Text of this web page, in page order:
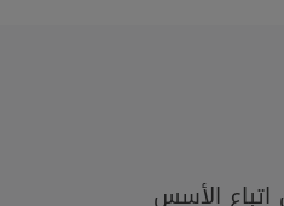
الأسس